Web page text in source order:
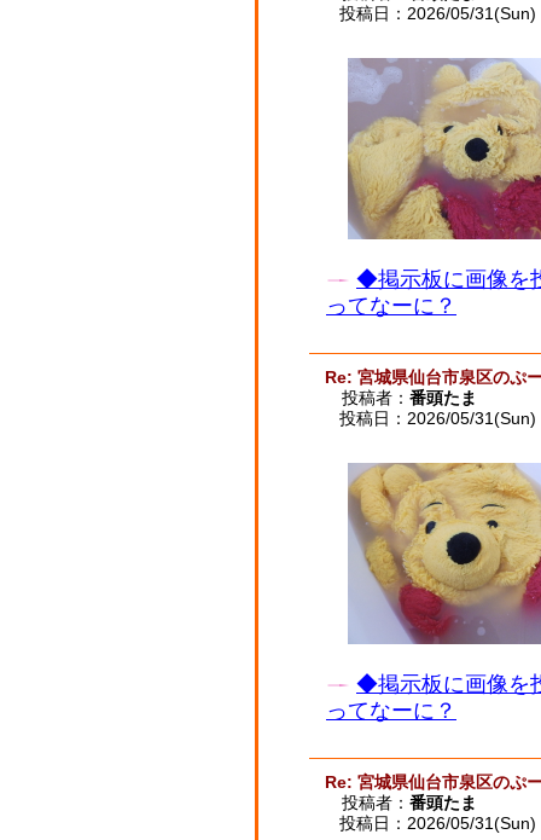
投稿日：2026/05/
◆掲示板に画像を
ってなーに？
Re: 宮城県仙台市泉区のぷ
投稿者： 番頭たま
投稿日：2026/05/
◆掲示板に画像を
ってなーに？
Re: 宮城県仙台市泉区のぷ
投稿者： 番頭たま
投稿日：2026/05/